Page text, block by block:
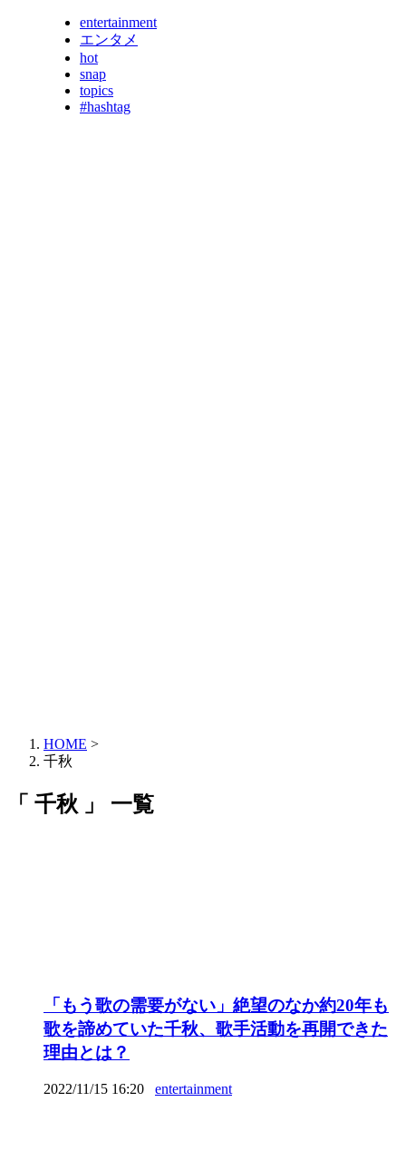
entertainment
エンタメ
hot
snap
topics
#hashtag
HOME >
千秋
「 千秋 」 一覧
「もう歌の需要がない」絶望のなか約20年も
歌を諦めていた千秋、歌手活動を再開できた
理由とは？
2022/11/15 16:20 entertainment